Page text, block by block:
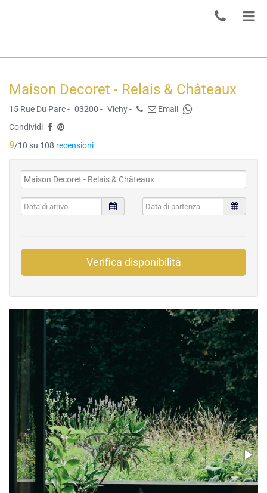
Maison Decoret - Relais & Châteaux
15 Rue Du Parc - 03200 - Vichy -
Email
Condividi
9/10 su 108 recensioni
Verifica disponibilità